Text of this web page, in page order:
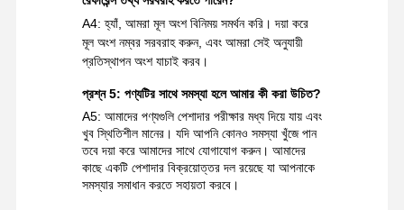
A4: হ্যাঁ, আমরা মূল অংশ বিনিময় সমর্থন করি। দয়া করে
মূল অংশ নম্বর সরবরাহ করুন, এবং আমরা সেই অনুযায়ী
প্রতিস্থাপন অংশ যাচাই করব।
প্রশ্ন 5: পণ্যটির সাথে সমস্যা হলে আমার কী করা উচিত?
A5: আমাদের পণ্যগুলি পেশাদার পরীক্ষার মধ্য দিয়ে যায় এবং
খুব স্থিতিশীল মানের। যদি আপনি কোনও সমস্যা খুঁজে পান
তবে দয়া করে আমাদের সাথে যোগাযোগ করুন। আমাদের
কাছে একটি পেশাদার বিক্রয়োত্তর দল রয়েছে যা আপনাকে
সমস্যার সমাধান করতে সহায়তা করবে।